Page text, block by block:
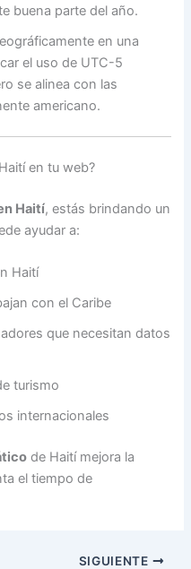
buena parte del año.
en una
el uso de UTC-5
se alinea con las
americano.
en tu web?
Haití, estás brindando un
ayudar a:
Haití
con el Caribe
que necesitan datos
turismo
internacionales
de Haití mejora la
el tiempo de
SIGUIENTE